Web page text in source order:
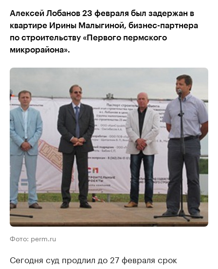
Алексей Лобанов 23 февраля был задержан в
квартире Ирины Малыгиной, бизнес-партнера
по строительству «Первого пермского
микрорайона».
Фото: perm.ru
Сегодня суд продлил до 27 февраля срок